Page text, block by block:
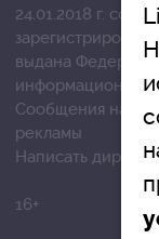
24.01.2018 г.
выдана
информационных
Сообщения на
рекламы
Написать
16+